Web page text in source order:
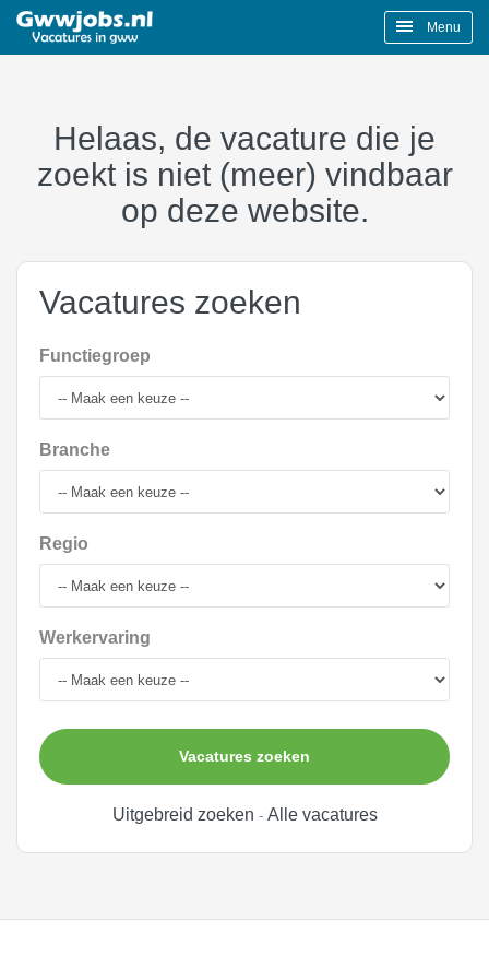
Menu
Helaas, de vacature die je
zoekt is niet (meer) vindbaar
op deze website.
Vacatures zoeken
Functiegroep
Branche
Regio
Werkervaring
Vacatures zoeken
Uitgebreid zoeken - Alle vacatures